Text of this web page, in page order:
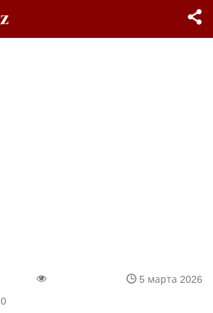
5 марта 2026
0